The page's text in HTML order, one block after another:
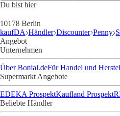
Du bist hier
10178 Berlin
kaufDA Händler Discounter Penny
Angebot
Unternehmen
Über Bonial.deFür Handel und
Supermarkt Angebote
EDEKA ProspektKaufland Prospekt
Beliebte Händler